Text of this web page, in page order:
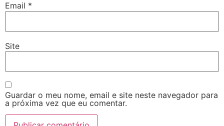
Email *
Site
Guardar o meu nome, email e site neste navegador para
a próxima vez que eu comentar.